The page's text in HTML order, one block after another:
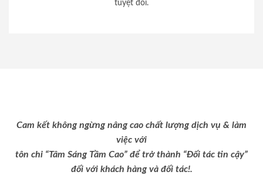
tuyệt đối.
Cam kết không ngừng nâng cao chất lượng dịch vụ & làm
việc với
tôn chỉ “Tâm Sáng Tầm Cao” để trở thành “Đối tác tin cậy”
đối với khách hàng và đối tác!.